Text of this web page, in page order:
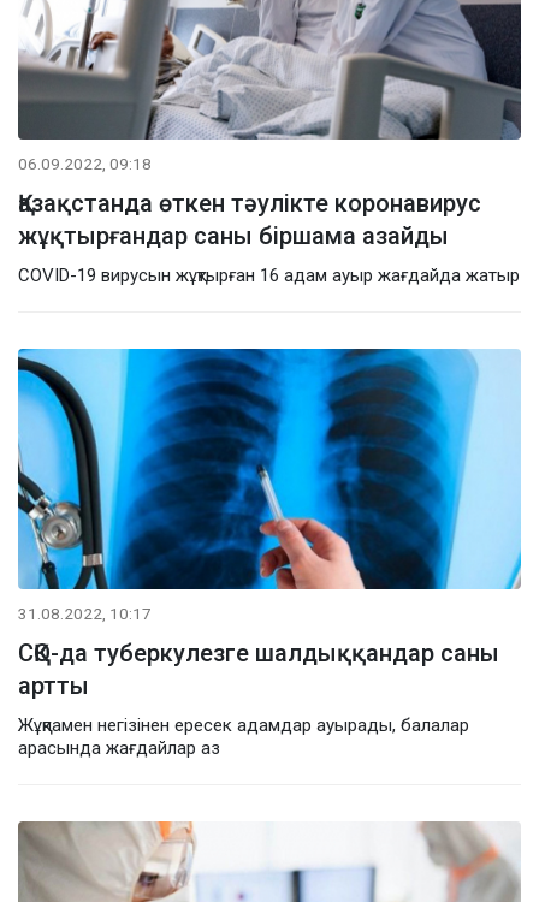
06.09.2022, 09:18
Қазақстанда өткен тәулікте коронавирус
жұқтырғандар саны біршама азайды
COVID-19 вирусын жұқтырған 16 адам ауыр жағдайда жатыр
31.08.2022, 10:17
СҚО-да туберкулезге шалдыққандар саны
артты
Жұқпамен негізінен ересек адамдар ауырады, балалар
арасында жағдайлар аз